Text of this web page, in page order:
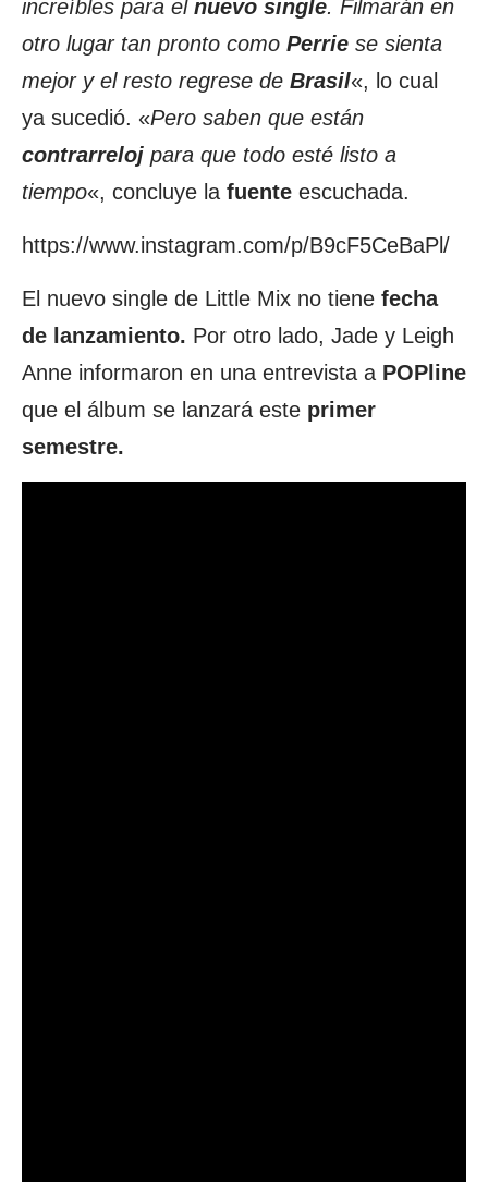
increíbles para el nuevo single. Filmarán en
otro lugar tan pronto como Perrie se sienta
mejor y el resto regrese de Brasil«, lo cual
ya sucedió. «Pero saben que están
contrarreloj para que todo esté listo a
tiempo«, concluye la fuente escuchada.
https://www.instagram.com/p/B9cF5CeBaPl/
El nuevo single de Little Mix no tiene fecha
de lanzamiento. Por otro lado, Jade y Leigh
Anne informaron en una entrevista a POPline
que el álbum se lanzará este primer
semestre.